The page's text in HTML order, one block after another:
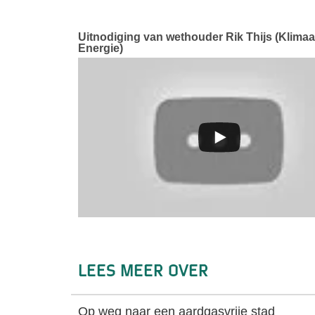
Uitnodiging van wethouder Rik Thijs
Energie)
Lees meer over
Op weg naar een aardgasvrije stad